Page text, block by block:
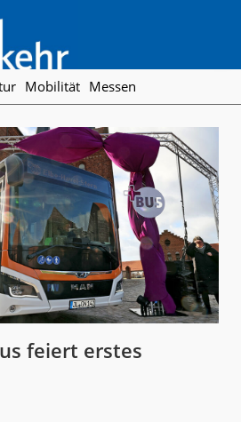
Mobilität Messen
feiert erstes